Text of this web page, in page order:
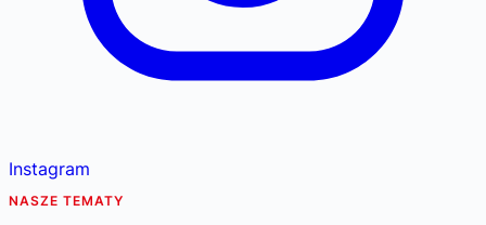
Instagram
NASZE TEMATY